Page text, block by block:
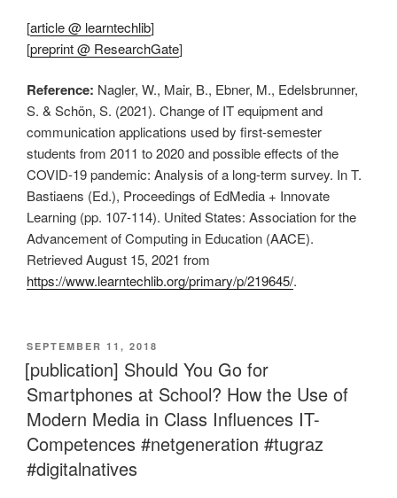
[article @ learntechlib]
[preprint @ ResearchGate]
Reference: Nagler, W., Mair, B., Ebner, M., Edelsbrunner,
S. & Schön, S. (2021). Change of IT equipment and
communication applications used by first-semester
students from 2011 to 2020 and possible effects of the
COVID-19 pandemic: Analysis of a long-term survey. In T.
Bastiaens (Ed.), Proceedings of EdMedia + Innovate
Learning (pp. 107-114). United States: Association for the
Advancement of Computing in Education (AACE).
Retrieved August 15, 2021 from
https://www.learntechlib.org/primary/p/219645/.
VERÖFFENTLICHT
AM
SEPTEMBER 11, 2018
[publication] Should You Go for
Smartphones at School? How the Use of
Modern Media in Class Influences IT-
Competences #netgeneration #tugraz
#digitalnatives